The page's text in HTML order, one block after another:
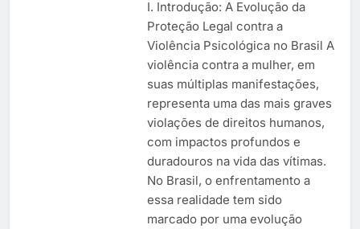
I. Introdução: A Evolução da
Proteção Legal contra a
Violência Psicológica no Brasil A
violência contra a mulher, em
suas múltiplas manifestações,
representa uma das mais graves
violações de direitos humanos,
com impactos profundos e
duradouros na vida das vítimas.
No Brasil, o enfrentamento a
essa realidade tem sido
marcado por uma evolução